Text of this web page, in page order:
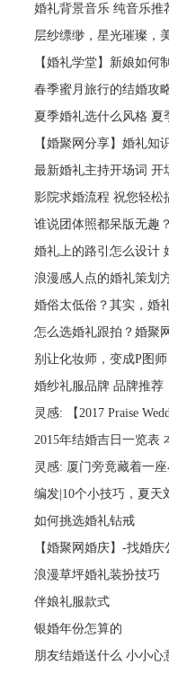
婚礼背景音乐 纯音乐推
层纱缥缈，星光璀璨，
【婚礼学堂】新娘如何
春季蜜月旅行的结婚攻
夏季婚礼选什么风格 夏
【婚聚网分享】婚礼知
最新婚礼主持开场词 开
影院求婚流程 祝您轻松
谁说团体照都呆版无趣
婚礼上的路引怎么设计
浪漫感人点的婚礼策划
婚俗太低俗？其实，婚
怎么选婚礼跟拍？婚聚
别让化妆师，变成P图师
婚纱礼服品牌 品牌推荐
灵感: 【2017 Praise
2015年结婚吉日一览表
灵感: 厦门旁竟藏着一
编发|10个小技巧，夏天
如何挑选婚礼钻戒
【婚聚网婚庆】-找婚
浪漫草坪婚礼装扮技巧
伴娘礼服款式
银婚年份怎算的
朋友结婚送什么 小小心